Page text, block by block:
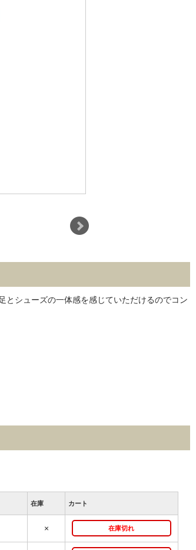
とシューズの一体感を感じていただけるのでコン
在庫 カート
× 在庫切れ